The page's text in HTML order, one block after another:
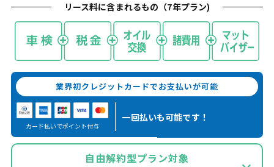
リース料に含まれるもの（7年プラン)
業界初クレジットカードでお支払いが可能
カード払いでポイント付与
一回払いも可能です！
自由解約型プラン対象